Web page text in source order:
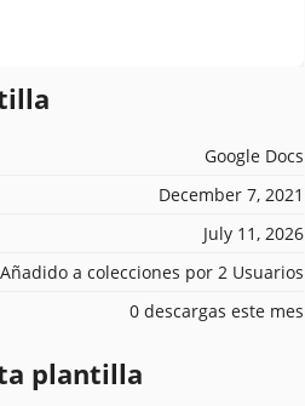
Google Docs
December 7, 2021
July 11, 2026
Añadido a colecciones por 2 Usuarios
0 descargas este mes
plantilla